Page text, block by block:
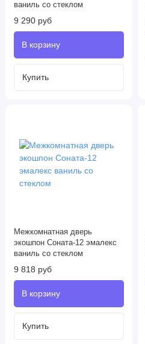
ваниль со стеклом
9 290 руб
Межкомнатная дверь
экошпон Соната-12 эмалекс
ваниль со стеклом
9 818 руб